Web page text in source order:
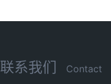
联系我们
Contact